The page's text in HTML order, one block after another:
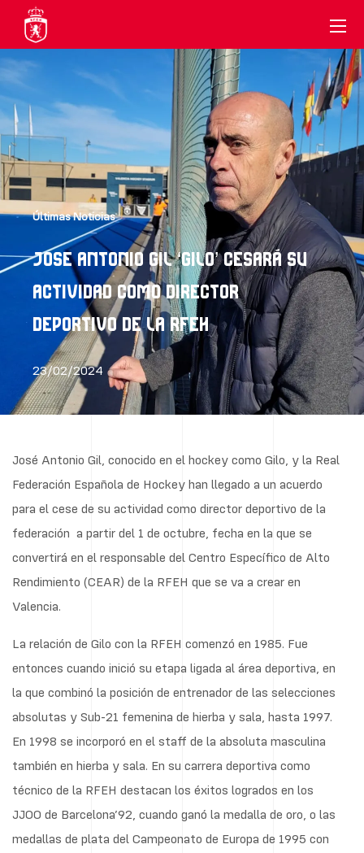
Últimas Noticias
JOSE ANTONIO GIL ‘GILO’ CESARÁ SU
ACTIVIDAD COMO DIRECTOR
DEPORTIVO DE LA RFEH
23/02/2024
José Antonio Gil, conocido en el hockey como Gilo, y la Real
Federación Española de Hockey han llegado a un acuerdo
para el cese de su actividad como director deportivo de la
federación a partir del 1 de octubre, fecha en la que se
convertirá en el responsable del Centro Específico de Alto
Rendimiento (CEAR) de la RFEH que se va a crear en
Valencia.
La relación de Gilo con la RFEH comenzó en 1985. Fue
entonces cuando inició su etapa ligada al área deportiva, en
la que combinó la posición de entrenador de las selecciones
absolutas y Sub-21 femenina de hierba y sala, hasta 1997.
En 1998 se incorporó en el staff de la absoluta masculina
también en hierba y sala. En su carrera deportiva como
técnico de la RFEH destacan los éxitos logrados en los
JJOO de Barcelona’92, cuando ganó la medalla de oro, o las
medallas de plata del Campeonato de Europa de 1995 con